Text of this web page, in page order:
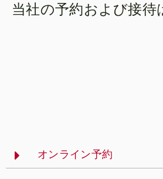
当社の予約および接待
オンライン予約